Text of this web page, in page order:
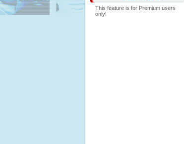
This feature is for Premium users
only!